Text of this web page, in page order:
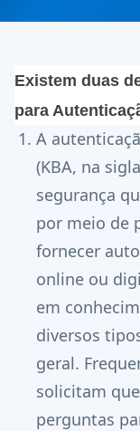
Existem duas
para
A
(KBA, na
segurança
por meio de
fornecer
online ou
em
diversos
geral.
solicitam
perguntas